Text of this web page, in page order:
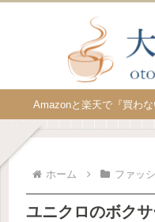
Amazonと楽天で『買わ
ホーム ファッ
ユニクロのボク